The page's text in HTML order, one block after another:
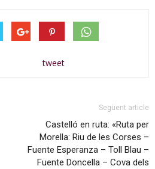
tweet
Següent article
Castelló en ruta: «Ruta per
Morella: Riu de les Corses –
Fuente Esperanza – Toll Blau –
Fuente Doncella – Cova dels